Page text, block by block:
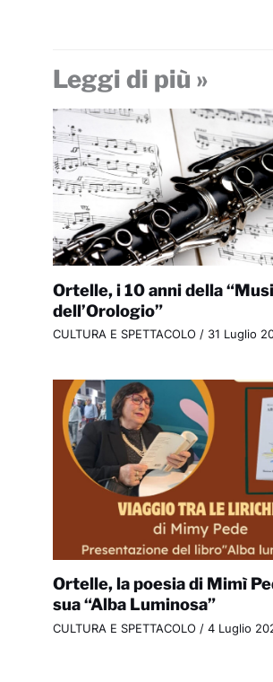
Leggi di più »
Ortelle, i 10 anni della
dell’Orologio”
CULTURA E SPETTACOLO / 31 Luglio
Ortelle, la poesia di Mimì
sua “Alba Luminosa”
CULTURA E SPETTACOLO / 4 Luglio